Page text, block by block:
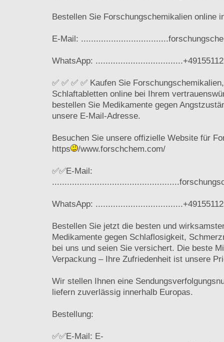
Bestellen Sie Forschungschemikalien online
E-Mail:
WhatsApp:
✅ ✅ ✅ ✅ Kaufen Sie
Schlaftabletten online bei Ihrem
bestellen Sie Medikamente gegen
unsere E-Mail-Adresse.
Besuchen Sie unsere offizielle Website für
https
/www.forschchem.com/
✅✅E-Mail:
WhatsApp:
Bestellen Sie jetzt die besten und
Medikamente gegen Schlaflosigkeit,
bei uns und seien Sie versichert. Die beste
Verpackung – Ihre Zufriedenheit ist unsere
Wir stellen Ihnen eine
liefern zuverlässig innerhalb Europas.
Bestellung:
✅✅E-Mail: E-